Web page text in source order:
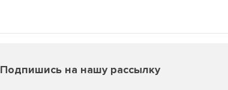
Подпишись на нашу рассылку